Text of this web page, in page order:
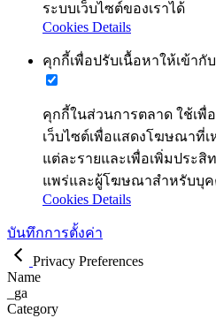
ระบบเว็บไซต์ของเราได้
Cookies Details
คุกกี้เพื่อปรับเนื้อหาให้เข้ากั
คุกกี้ในส่วนการตลาด ใช้เพื่
เว็บไซต์เพื่อแสดงโฆษณาที่
แต่ละรายและเพื่อเพิ่มประ
แพร่และผู้โฆษณาสำหรับบุ
Cookies Details
บันทึกการตั้งค่า
Privacy Preferences
Name
_ga
Category